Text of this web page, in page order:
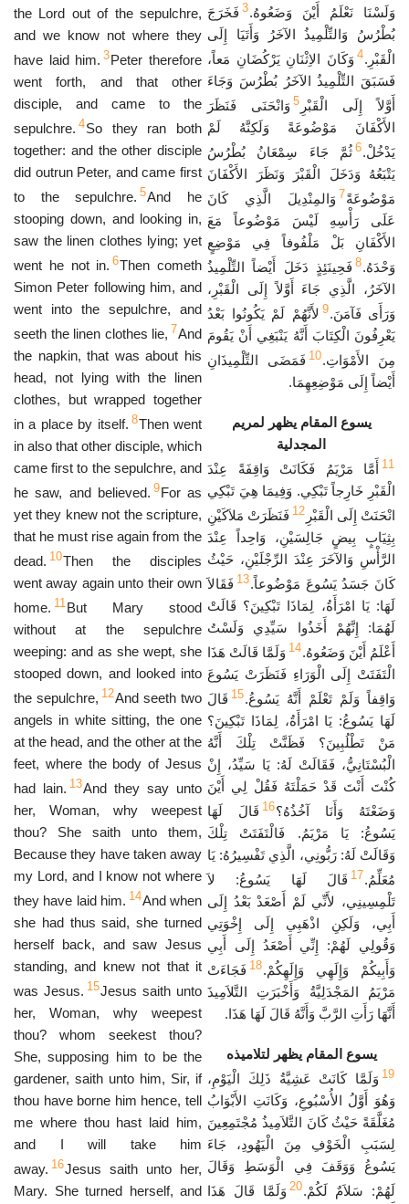
the Lord out of the sepulchre,
and we know not where they
have laid him. 3Peter therefore
went forth, and that other
disciple, and came to the
sepulchre. 4So they ran both
together: and the other disciple
did outrun Peter, and came first
to the sepulchre. 5And he
stooping down, and looking in,
saw the linen clothes lying; yet
went he not in. 6Then cometh
Simon Peter following him, and
went into the sepulchre, and
seeth the linen clothes lie, 7And
the napkin, that was about his
head, not lying with the linen
clothes, but wrapped together
in a place by itself. 8Then went
in also that other disciple, which
came first to the sepulchre, and
he saw, and believed. 9For as
yet they knew not the scripture,
that he must rise again from the
dead. 10Then the disciples
went away again unto their own
home. 11But Mary stood
without at the sepulchre
weeping: and as she wept, she
stooped down, and looked into
the sepulchre, 12And seeth two
angels in white sitting, the one
at the head, and the other at the
feet, where the body of Jesus
had lain. 13And they say unto
her, Woman, why weepest
thou? She saith unto them,
Because they have taken away
my Lord, and I know not where
they have laid him. 14And when
she had thus said, she turned
herself back, and saw Jesus
standing, and knew not that it
was Jesus. 15Jesus saith unto
her, Woman, why weepest
thou? whom seekest thou?
She, supposing him to be the
gardener, saith unto him, Sir, if
thou have borne him hence, tell
me where thou hast laid him,
and I will take him
away. 16Jesus saith unto her,
Mary. She turned herself, and
وَلَسْنَا نَعْلَمُ أَيْنَ وَضَعُوهُ.3 فَخَرَجَ
بُطْرُسُ وَالتِّلْمِيذُ الآخَرُ وَأَتَيَا إِلَى
الْقَبْرِ.4 وَكَانَ الاِثْنَانِ يَرْكُضَانِ مَعاً،
فَسَبَقَ التِّلْمِيذُ الآخَرُ بُطْرُسَ وَجَاءَ
أَوَّلاً إِلَى الْقَبْرِ 5 وَانْحَنَى فَنَظَرَ
الأَكْفَانَ مَوْضُوعَةً وَلَكِنَّهُ لَمْ
يَدْخُلْ.6 ثُمَّ جَاءَ سِمْعَانُ بُطْرُسُ
يَتْبَعُهُ وَدَخَلَ الْقَبْرَ وَنَظَرَ الأَكْفَانَ
مَوْضُوعَةً7 وَالمِنْدِيلَ الَّذِي كَانَ
عَلَى رَأْسِهِ لَيْسَ مَوْضُوعاً مَعَ
الأَكْفَانِ بَلْ مَلْفُوفاً فِي مَوْضِعٍ
وَحْدَهُ.8 فَحِينَئِذٍ دَخَلَ أَيْضاً التِّلْمِيذُ
الآخَرُ، الَّذِي جَاءَ أَوَّلاً إِلَى الْقَبْرِ،
وَرَأَى فَآمَنَ.9 لأَنَّهُمْ لَمْ يَكُونُوا بَعْدُ
يَعْرِفُونَ الْكِتَابَ أَنَّهُ يَنْبَغِي أَنْ يَقُومَ
مِنَ الأَمْوَاتِ.10 فَمَضَى التِّلْمِيذَانِ
أَيْضاً إِلَى مَوْضِعِهِمَا.
يسوع المقام يظهر لمريم
المجدلية
11 أَمَّا مَرْيَمُ فَكَانَتْ وَاقِفَةً عِنْدَ
الْقَبْرِ خَارِجاً تَبْكِي. وَفِيمَا هِيَ تَبْكِي
انْحَنَتْ إِلَى الْقَبْرِ 12 فَنَظَرَتْ مَلاَكَيْنِ
بِثِيَابٍ بِيضٍ جَالِسَيْنِ، وَاحِداً عِنْدَ
الرَّأْسِ وَالآخَرَ عِنْدَ الرِّجْلَيْنِ، حَيْثُ
كَانَ جَسَدُ يَسُوعَ مَوْضُوعاً.13 فَقَالاَ
لَهَا: يَا امْرَأَةُ، لِمَاذَا تَبْكِينَ؟ قَالَتْ
لَهُمَا: إِنَّهُمْ أَخَذُوا سَيِّدِي وَلَسْتُ
أَعْلَمُ أَيْنَ وَضَعُوهُ.14 وَلَمَّا قَالَتْ هَذَا
الْتَفَتَتْ إِلَى الْوَرَاءِ فَنَظَرَتْ يَسُوعَ
وَاقِفاً وَلَمْ تَعْلَمْ أَنَّهُ يَسُوعُ.15 قَالَ
لَهَا يَسُوعُ: يَا امْرَأَةُ، لِمَاذَا تَبْكِينَ؟
مَنْ تَطْلُبِينَ؟ فَظَنَّتْ تِلْكَ أَنَّهُ
الْبُسْتَانِيُّ، فَقَالَتْ لَهُ: يَا سَيِّدُ، إِنْ
كُنْتَ أَنْتَ قَدْ حَمَلْتَهُ فَقُلْ لِي أَيْنَ
وَضَعْتَهُ وَأَنَا آخُذُهُ؟16 قَالَ لَهَا
يَسُوعُ: يَا مَرْيَمُ. فَالْتَفَتَتْ تِلْكَ
وَقَالَتْ لَهُ: رَبُّونِي، الَّذِي تَفْسِيرُهُ: يَا
مُعَلِّمُ.17 قَالَ لَهَا يَسُوعُ: لاَ
تَلْمِسِينِي، لأَنِّي لَمْ أَصْعَدْ بَعْدُ إِلَى
أَبِي، وَلَكِنِ اذْهَبِي إِلَى إِخْوَتِي
وَقُولِي لَهُمْ: إِنِّي أَصْعَدُ إِلَى أَبِي
وَأَبِيكُمْ وَإِلَهِي وَإِلَهِكُمْ.18 فَجَاءَتْ
مَرْيَمُ المَجْدَلِيَّةُ وَأَخْبَرَتِ التَّلاَمِيذَ
أَنَّهَا رَأَتِ الرَّبَّ وَأَنَّهُ قَالَ لَهَا هَذَا.
يسوع المقام يظهر لتلاميذه
19 وَلَمَّا كَانَتْ عَشِيَّةُ ذَلِكَ الْيَوْمِ،
وَهُوَ أَوَّلُ الأُسْبُوعِ، وَكَانَتِ الأَبْوَابُ
مُغَلَّقَةً حَيْثُ كَانَ التَّلاَمِيذُ مُجْتَمِعِينَ
لِسَبَبِ الْخَوْفِ مِنَ الْيَهُودِ، جَاءَ
يَسُوعُ وَوَقَفَ فِي الْوَسَطِ وَقَالَ
لَهُمْ: سَلاَمٌ لَكُمْ.20 وَلَمَّا قَالَ هَذَا